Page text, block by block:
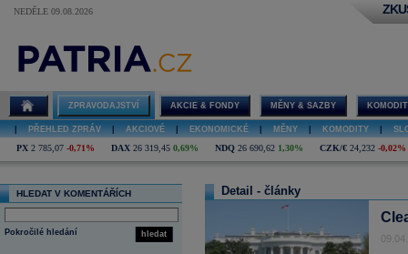
NEDĚLE 09.08.2026
ZPRAVODAJSTVÍ AKCIE & FONDY MĚNY & SAZBY
PŘEHLED ZPRÁV AKCIOVÉ EKONOMICKÉ MĚNY KOMODITY
PX 2 785,07 -0,71% DAX 26 319,45 0,69% NDQ 26 690,62 1,30% CZK/€ 24,232 -0,02%
HLEDAT V KOMENTÁŘÍCH
hledat
Pokročilé hledání
Detail - články